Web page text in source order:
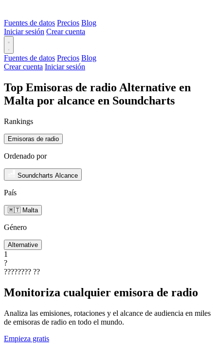
Fuentes de datos Precios Blog
Iniciar sesión Crear cuenta
Fuentes de datos Precios Blog
Crear cuenta Iniciar sesión
Top Emisoras de radio Alternative en
Malta por alcance en Soundcharts
Rankings
Emisoras de radio
Ordenado por
Soundcharts Alcance
País
🇲🇹 Malta
Género
Alternative
1
?
???????? ??
Monitoriza cualquier emisora de radio
Analiza las emisiones, rotaciones y el alcance de audiencia en miles
de emisoras de radio en todo el mundo.
Empieza gratis